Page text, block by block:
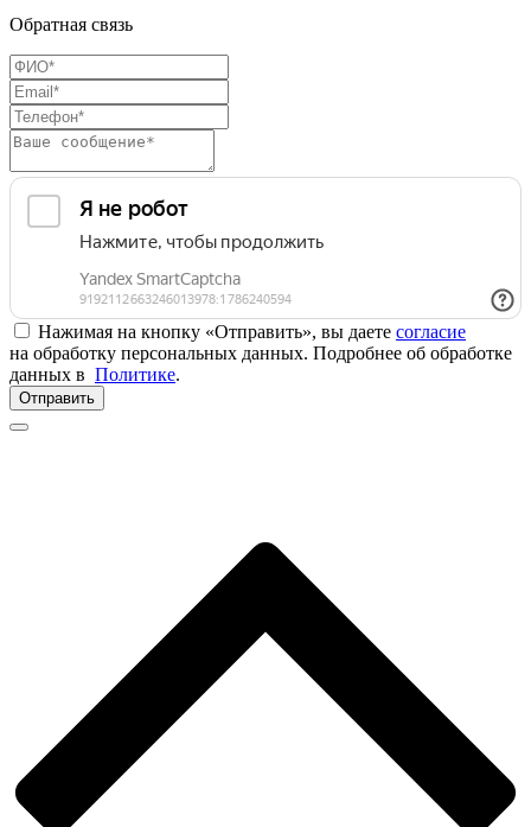
Обратная связь
Нажимая на кнопку «Отправить», вы даете согласие
на обработку персональных данных. Подробнее об обработке
данных в Политике.
Отправить